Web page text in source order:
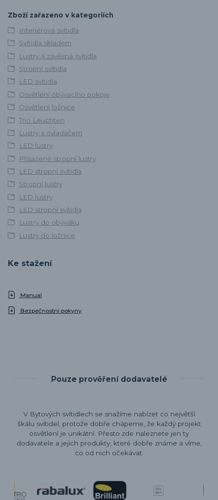
Zboží zařazeno v kategoriích
Interiérová svítidla
Svítidla skladem
Lustry a závěsná svítidla
Stropní svítidla
LED svítidla
Osvětlení obývacího pokoje
Osvětlení ložnice
Trio Leuchten
Lustry s ovladačem
LED lustry
Přisazené stropní lustry
LED stropní svítidla
Stropní lustry
LED lustry
LED stropní svítidla
Lustry do obýváku
Lustry do ložnice
Ke stažení
Manual
Bezpečnostní pokyny
Pouze prověření dodavatelé
V Bytových svítidlech se snažíme nabízet co největší
škálu svítidel, protože dobře chápeme, že každý projekt
osvětlení je unikátní. Přesto zde naleznete jen ty
dodavatele a jejich produkty, které dobře známe a víme,
co od nich očekávat.